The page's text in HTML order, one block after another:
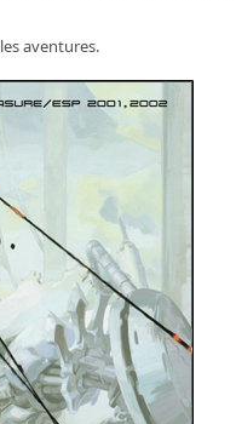
aventures.